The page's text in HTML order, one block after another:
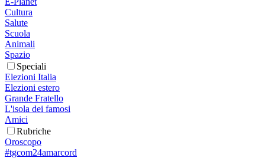
Cultura
Salute
Scuola
Animali
Spazio
Speciali
Elezioni Italia
Elezioni estero
Grande Fratello
L'isola dei famosi
Amici
Rubriche
Oroscopo
#tgcom24amarcord